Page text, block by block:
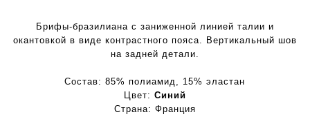
Брифы-бразилиана с заниженной линией талии и
окантовкой в виде контрастного пояса. Вертикальный шов
на задней детали.
Состав:85% полиамид, 15% эластан
Цвет: Синий
Страна: Франция